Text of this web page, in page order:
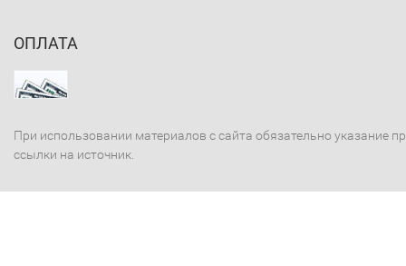
ОПЛАТА
При использовании материалов с сайта обязательно указание
ссылки на источник.